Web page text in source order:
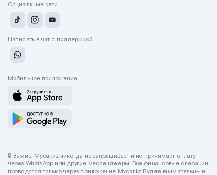
Социальные сети
Написать в чат с поддержкой
Мобильное приложение
🔒 Важно! Mycar.kz никогда не запрашивает и не принимает оплату
через WhatsApp или другие мессенджеры. Все финансовые операции
проводятся только через приложение Mycar.kz Будьте внимательны и